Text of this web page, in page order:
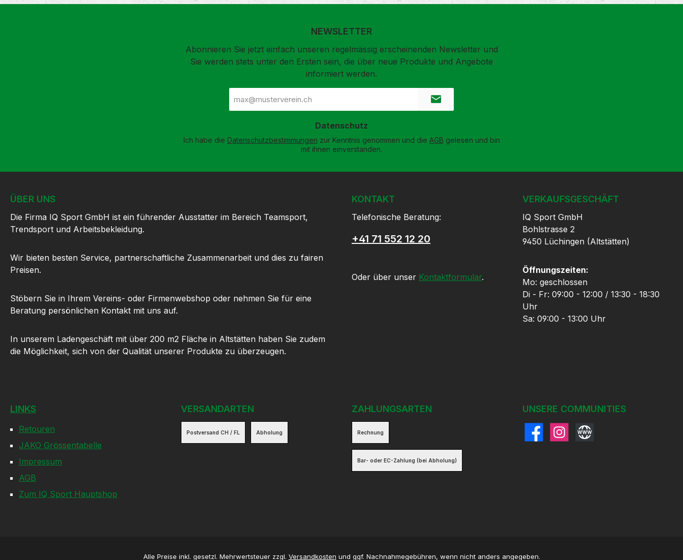
NEWSLETTER
Abonnieren Sie jetzt einfach unseren regelmässig erscheinenden Newsletter und
Sie werden stets unter den Ersten sein, die über neue Produkte und Angebote
informiert werden.
Mail-
Adresse
Datenschutz
Ich habe die Datenschutzbestimmungen zur Kenntnis genommen und die AGB gelesen und bin
mit ihnen einverstanden.
ÜBER UNS
Die Firma IQ Sport GmbH ist ein führender Ausstatter im Bereich Teamsport,
Trendsport und Arbeitsbekleidung.
Wir bieten besten Service, partnerschaftliche Zusammenarbeit und dies zu fairen
Preisen.
Stöbern Sie in Ihrem Vereins- oder Firmenwebshop oder nehmen Sie für eine
Beratung persönlichen Kontakt mit uns auf.
In unserem Ladengeschäft mit über 200 m2 Fläche in Altstätten haben Sie zudem
die Möglichkeit, sich von der Qualität unserer Produkte zu überzeugen.
KONTAKT
Telefonische Beratung:
+41 71 552 12 20
Oder über unser Kontaktformular.
VERKAUFSGESCHÄFT
IQ Sport GmbH
Bohlstrasse 2
9450 Lüchingen (Altstätten)
Öffnungszeiten:
Mo: geschlossen
Di - Fr: 09:00 - 12:00 / 13:30 - 18:30
Uhr
Sa: 09:00 - 13:00 Uhr
LINKS
Retouren
JAKO Grössentabelle
Impressum
AGB
Zum IQ Sport Hauptshop
VERSANDARTEN
Postversand CH / FL Abholung
ZAHLUNGSARTEN
Rechnung
Bar- oder EC-Zahlung (bei Abholung)
UNSERE COMMUNITIES
FacebookInstagramWebsite
Alle Preise inkl. gesetzl. Mehrwertsteuer zzgl. Versandkosten und ggf. Nachnahmegebühren, wenn nicht anders angegeben.